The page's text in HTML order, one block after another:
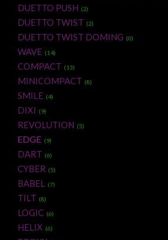
DUETTO PUSH (2)
DUETTO TWIST (2)
DUETTO TWIST DOMING (0)
WAVE (14)
COMPACT (13)
MINICOMPACT (8)
SMILE (4)
DIXI (9)
REVOLUTION (5)
EDGE (9)
DART (6)
CYBER (5)
BABEL (7)
TILT (8)
LOGIC (6)
HELIX (6)